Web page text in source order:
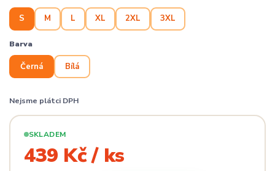
S M L XL 2XL 3XL
Barva
Černá Bílá
Nejsme plátci DPH
SKLADEM
439 Kč / ks